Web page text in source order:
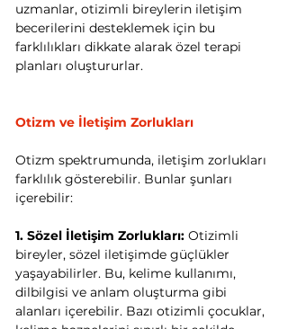
uzmanlar, otizimli bireylerin iletişim
becerilerini desteklemek için bu
farklılıkları dikkate alarak özel terapi
planları oluştururlar.
Otizm ve İletişim Zorlukları
Otizm spektrumunda, iletişim zorlukları
farklılık gösterebilir. Bunlar şunları
içerebilir:
1. Sözel İletişim Zorlukları: Otizimli
bireyler, sözel iletişimde güçlükler
yaşayabilirler. Bu, kelime kullanımı,
dilbilgisi ve anlam oluşturma gibi
alanları içerebilir. Bazı otizimli çocuklar,